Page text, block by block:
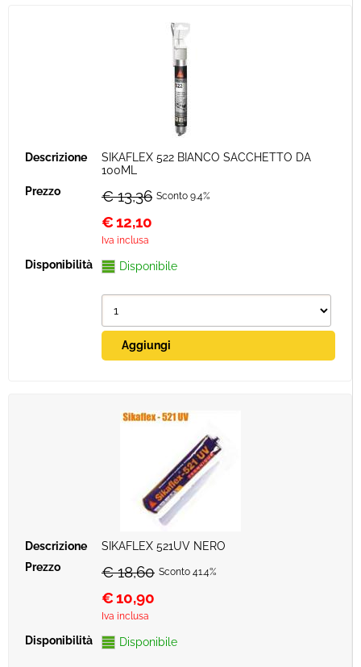
SIKAFLEX 522 BIANCO SACCHETTO DA
100ML
€ 13,36 Sconto 9.4%
€12,10
Iva inclusa
Disponibile
SIKAFLEX 521UV NERO
€ 18,60 Sconto 41.4%
€10,90
Iva inclusa
Disponibile